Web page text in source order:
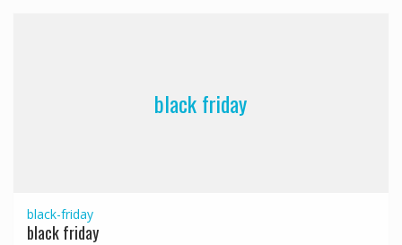
black friday
black-friday
black friday